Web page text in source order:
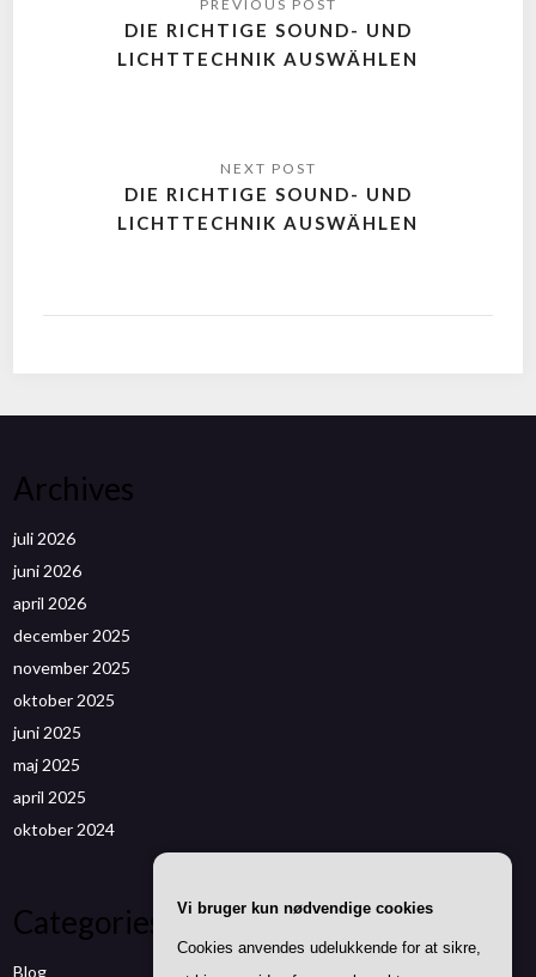
DIE RICHTIGE SOUND- UND
LICHTTECHNIK AUSWÄHLEN
DIE RICHTIGE SOUND- UND
LICHTTECHNIK AUSWÄHLEN
Archives
juli 2026
juni 2026
april 2026
december 2025
november 2025
oktober 2025
juni 2025
maj 2025
april 2025
oktober 2024
Categories
Blog
Vi bruger kun nødvendige cookies
Cookies anvendes udelukkende for at sikre,